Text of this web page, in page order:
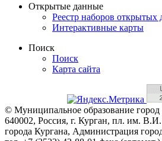
Открытые данные
Реестр наборов открытых
Интерактивные карты
Поиск
Поиск
Карта сайта
© Муниципальное образование город
640002, Россия, г. Курган, пл. им.
города Кургана, Администрация